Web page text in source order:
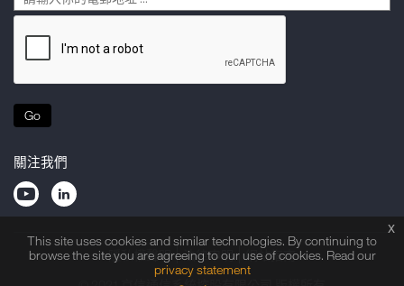
Go
關注我們
隱私權聲明 法律申明
網站指南
This site uses cookies and similar technologies. By continuing to
browse the site you are agreeing to our use of cookies. Read our
privacy statement
x